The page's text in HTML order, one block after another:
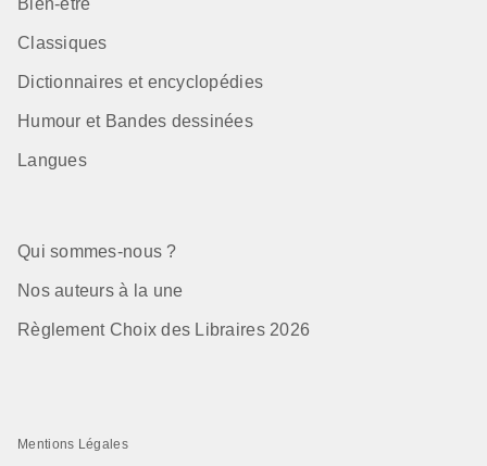
Classiques
Dictionnaires et encyclopédies
Humour et Bandes dessinées
Langues
Qui sommes-nous ?
Nos auteurs à la une
Règlement Choix des Libraires 2026
Mentions Légales